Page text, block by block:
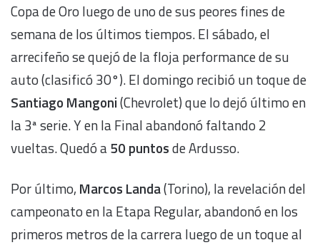
Copa de Oro luego de uno de sus peores fines de
semana de los últimos tiempos. El sábado, el
arrecifeño se quejó de la floja performance de su
auto (clasificó 30°). El domingo recibió un toque de
Santiago Mangoni(Chevrolet) que lo dejó último en
la 3ª serie. Y en la Final abandonó faltando 2
vueltas. Quedó a50 puntosde Ardusso.
Por último, Marcos Landa(Torino), la revelación del
campeonato en la Etapa Regular, abandonó en los
primeros metros de la carrera luego de un toque al